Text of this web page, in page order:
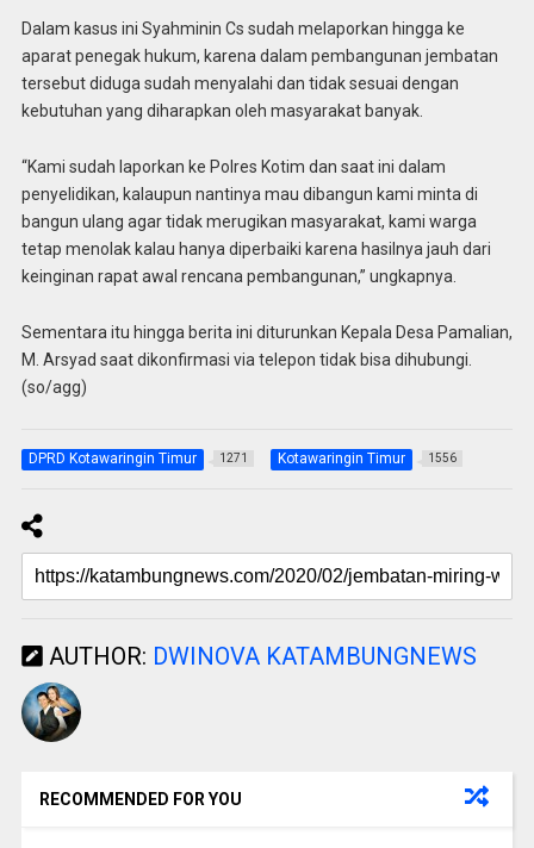
Dalam kasus ini Syahminin Cs sudah melaporkan hingga ke
aparat penegak hukum, karena dalam pembangunan jembatan
tersebut diduga sudah menyalahi dan tidak sesuai dengan
kebutuhan yang diharapkan oleh masyarakat banyak.
“Kami sudah laporkan ke Polres Kotim dan saat ini dalam
penyelidikan, kalaupun nantinya mau dibangun kami minta di
bangun ulang agar tidak merugikan masyarakat, kami warga
tetap menolak kalau hanya diperbaiki karena hasilnya jauh dari
keinginan rapat awal rencana pembangunan,” ungkapnya.
Sementara itu hingga berita ini diturunkan Kepala Desa Pamalian,
M. Arsyad saat dikonfirmasi via telepon tidak bisa dihubungi.
(so/agg)
DPRD Kotawaringin Timur 1271 Kotawaringin Timur 1556
AUTHOR: DWINOVA KATAMBUNGNEWS
RECOMMENDED FOR YOU